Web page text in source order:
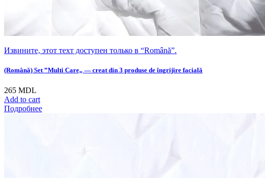
Извините, этот техт доступен только в “Română”.
(Română) Set ”Multi Care„ — creat din 3 produse de îngrijire facială
265 MDL
Add to cart
Подробнее